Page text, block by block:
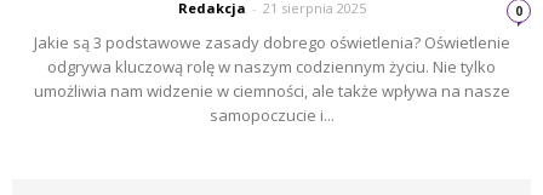
Redakcja - 21 sierpnia 2025 0
Jakie są 3 podstawowe zasady dobrego oświetlenia? Oświetlenie
odgrywa kluczową rolę w naszym codziennym życiu. Nie tylko
umożliwia nam widzenie w ciemności, ale także wpływa na nasze
samopoczucie i...